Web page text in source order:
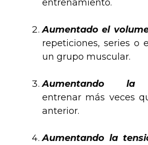
entrenamiento.
Aumentado el
repeticiones, series o
un grupo muscular.
Aumentando la
entrenar más veces
anterior.
Aumentando la